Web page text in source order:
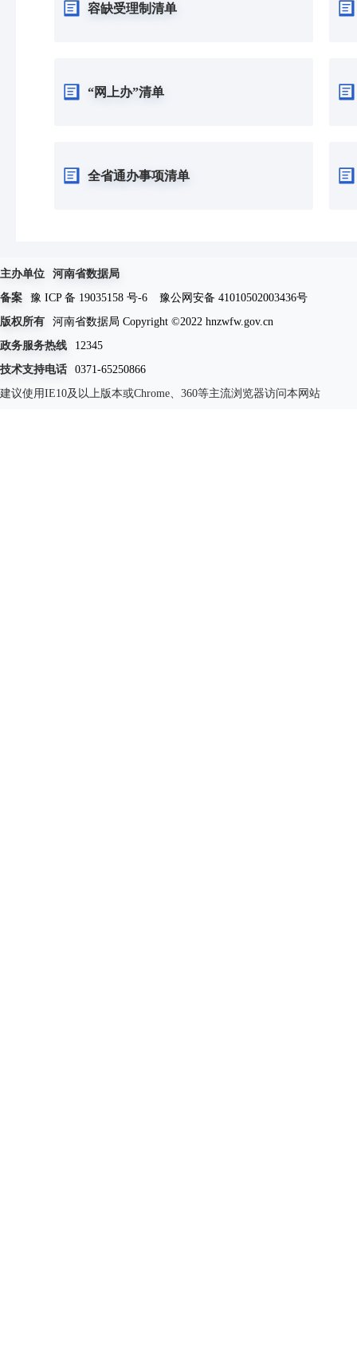
容缺受理制清单
“网上办”清单
全省通办事项清单
主办单位
河南省数据局
备案
豫 ICP 备 19035158 号-6
豫公网安备 41010502003436号
版权所有
河南省数据局 Copyright ©2022 hnzwfw.gov.cn
政务服务热线
12345
技术支持电话
0371-65250866
建议使用IE10及以上版本或Chrome、360等主流浏览器访问本网站